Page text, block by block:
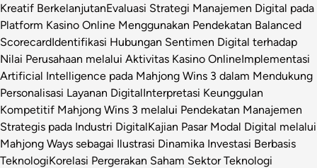
Kreatif BerkelanjutanEvaluasi Strategi Manajemen Digital pada
Platform Kasino Online Menggunakan Pendekatan Balanced
ScorecardIdentifikasi Hubungan Sentimen Digital terhadap
Nilai Perusahaan melalui Aktivitas Kasino OnlineImplementasi
Artificial Intelligence pada Mahjong Wins 3 dalam Mendukung
Personalisasi Layanan DigitalInterpretasi Keunggulan
Kompetitif Mahjong Wins 3 melalui Pendekatan Manajemen
Strategis pada Industri DigitalKajian Pasar Modal Digital melalui
Mahjong Ways sebagai Ilustrasi Dinamika Investasi Berbasis
TeknologiKorelasi Pergerakan Saham Sektor Teknologi